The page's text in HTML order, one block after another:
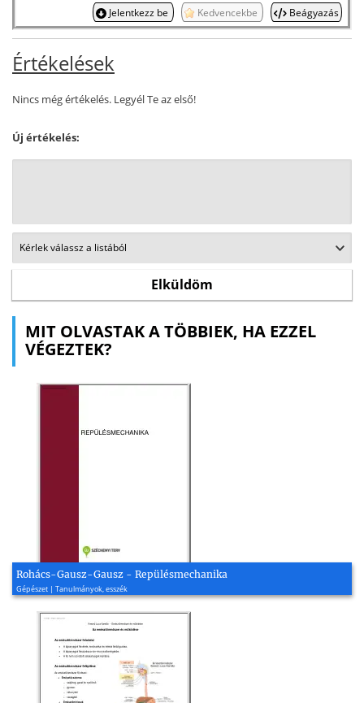
Jelentkezz be Kedvencekbe Beágyazás
Értékelések
Nincs még értékelés. Legyél Te az első!
Új értékelés:
MIT OLVASTAK A TÖBBIEK, HA EZZEL
VÉGEZTEK?
Rohács-Gausz-Gausz - Repülésmechanika
Gépészet | Tanulmányok, esszék